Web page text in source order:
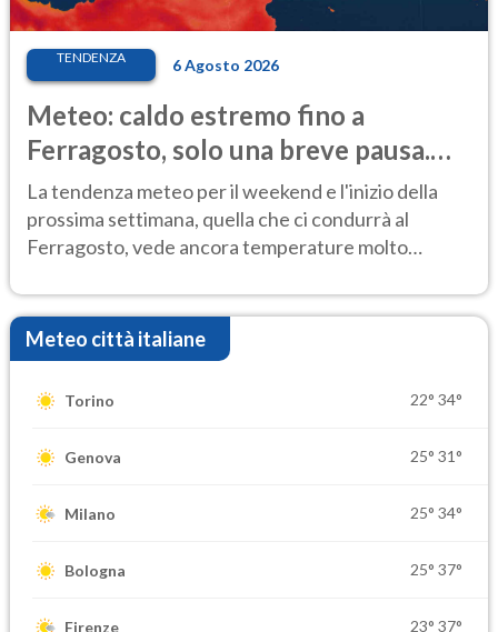
TENDENZA 6 Agosto 2026
Meteo: caldo estremo fino a
Ferragosto, solo una breve pausa.
Ecco dove
La tendenza meteo per il weekend e l'inizio della
prossima settimana, quella che ci condurrà al
Ferragosto, vede ancora temperature molto
Meteo città italiane
Torino 22° 34°
Genova 25° 31°
Milano 25° 34°
Bologna 25° 37°
Firenze 23° 37°